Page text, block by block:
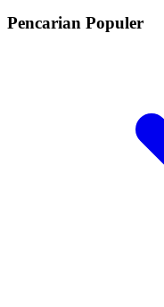
Pencarian Populer